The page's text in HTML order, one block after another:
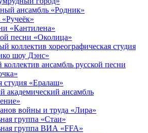
ансамбль «Родник»
«Кантилена»
песни «Околица»
коллектив хореографическая студия
шоу Дэнс»
ансамбль русской песни
студия «Ералаш»
академический ансамбль
войны и труда «Лира»
группа «Стаи»
группа ВИА «FFA»